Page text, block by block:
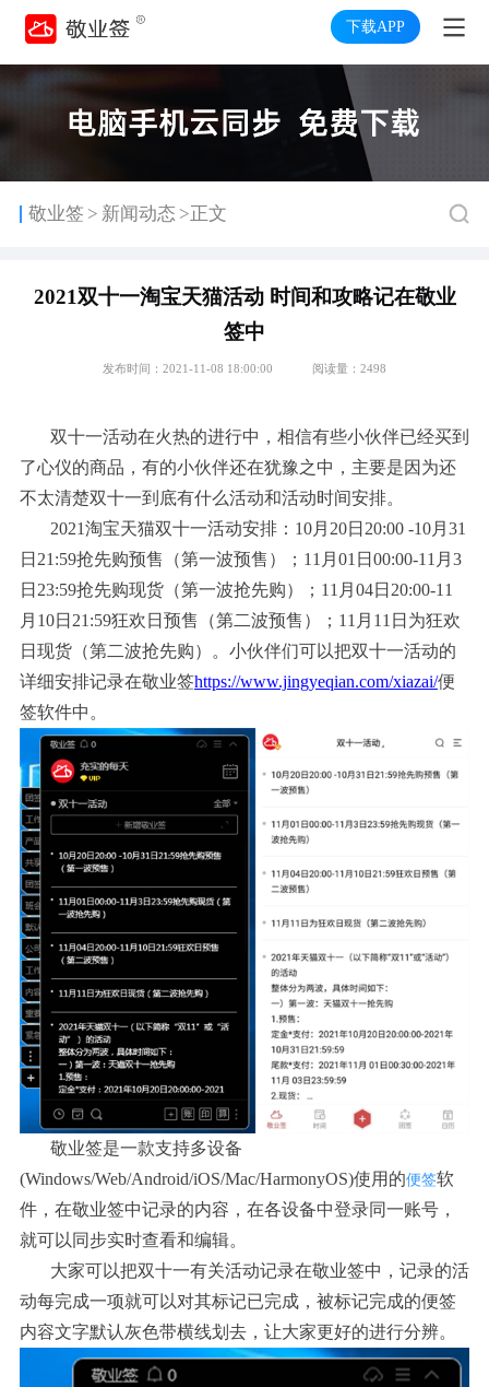
下载APP
敬业签 > 新闻动态 >正文
2021双十一淘宝天猫活动 时间和攻略记在敬业
签中
发布时间：2021-11-08 18:00:00 阅读量：2498
双十一活动在火热的进行中，相信有些小伙伴已经买到
了心仪的商品，有的小伙伴还在犹豫之中，主要是因为还
不太清楚双十一到底有什么活动和活动时间安排。
2021淘宝天猫双十一活动安排：10月20日20:00 -10月31
日21:59抢先购预售（第一波预售）；11月01日00:00-11月3
日23:59抢先购现货（第一波抢先购）；11月04日20:00-11
月10日21:59狂欢日预售（第二波预售）；11月11日为狂欢
日现货（第二波抢先购）。小伙伴们可以把双十一活动的
详细安排记录在敬业签https://www.jingyeqian.com/xiazai/便
签软件中。
敬业签是一款支持多设备
(Windows/Web/Android/iOS/Mac/HarmonyOS)使用的便签软
件，在敬业签中记录的内容，在各设备中登录同一账号，
就可以同步实时查看和编辑。
大家可以把双十一有关活动记录在敬业签中，记录的活
动每完成一项就可以对其标记已完成，被标记完成的便签
内容文字默认灰色带横线划去，让大家更好的进行分辨。